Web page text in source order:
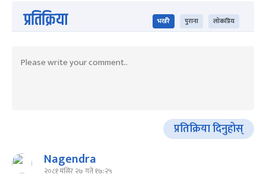
प्रतिक्रिया भर्खरै पुराना लोकप्रिय
प्रतिक्रिया दिनुहोस्
Nagendra
२०८१ मंसिर २७ गते १७:२५